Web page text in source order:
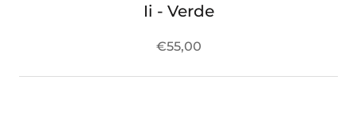
Ii - Verde
€55,00